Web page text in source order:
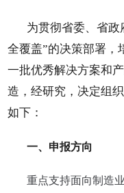
为贯彻省委、省
全覆盖”的决策部署，
一批优秀解决方案和
造，经研究，决定组
如下：
一、申报方向
重点支持面向制造